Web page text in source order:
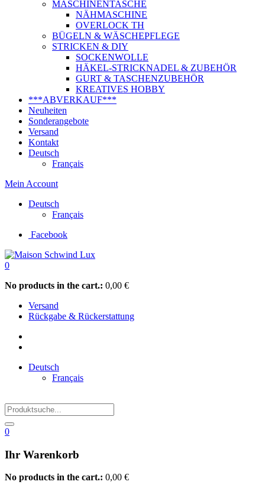
MASCHINENTASCHE
NÄHMASCHINE
OVERLOCK TH
BÜGELN & WÄSCHEPFLEGE
STRICKEN & DIY
SOCKENWOLLE
HÄKEL-STRICKNADEL & ZUBEHÖR
GURT & TASCHENZUBEHÖR
KREATIVES HOBBY
***ABVERKAUF***
Neuheiten
Sonderangebote
Versand
Kontakt
Deutsch
Français
Mein Account
Deutsch
Français
Facebook
0
No products in the cart.: 0,00 €
Versand
Rückgabe & Rückerstattung
Deutsch
Français
0
Ihr Warenkorb
No products in the cart.: 0,00 €